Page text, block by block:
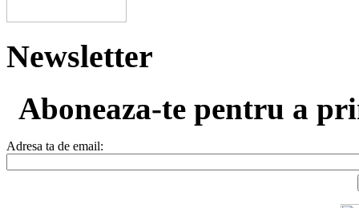
Newsletter
Aboneaza-te pentru a
Adresa ta de email: